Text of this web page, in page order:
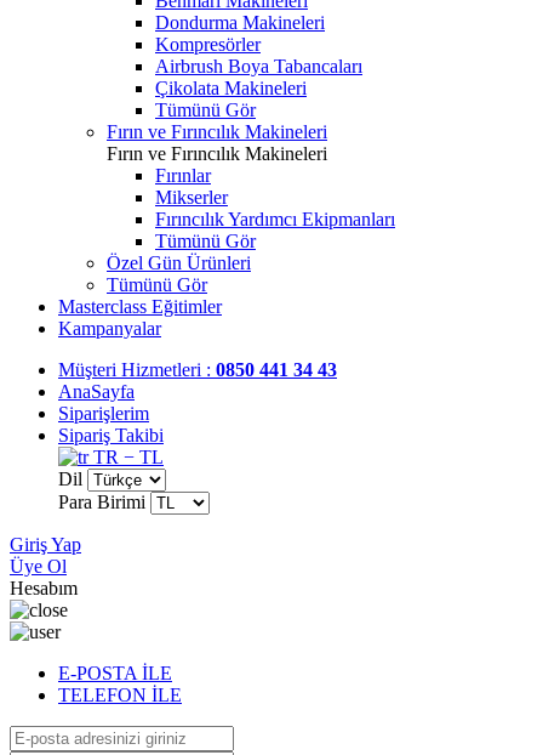
Dondurma Makineleri
Kompresörler
Airbrush Boya Tabancaları
Çikolata Makineleri
Tümünü Gör
Fırın ve Fırıncılık Makineleri
Fırın ve Fırıncılık Makineleri
Fırınlar
Mikserler
Fırıncılık Yardımcı Ekipmanları
Tümünü Gör
Özel Gün Ürünleri
Tümünü Gör
Masterclass Eğitimler
Kampanyalar
Müşteri Hizmetleri : 0850 441 34 43
AnaSayfa
Siparişlerim
Sipariş Takibi
TR − TL
Dil
Para Birimi
Giriş Yap
Üye Ol
Hesabım
E-POSTA İLE
TELEFON İLE